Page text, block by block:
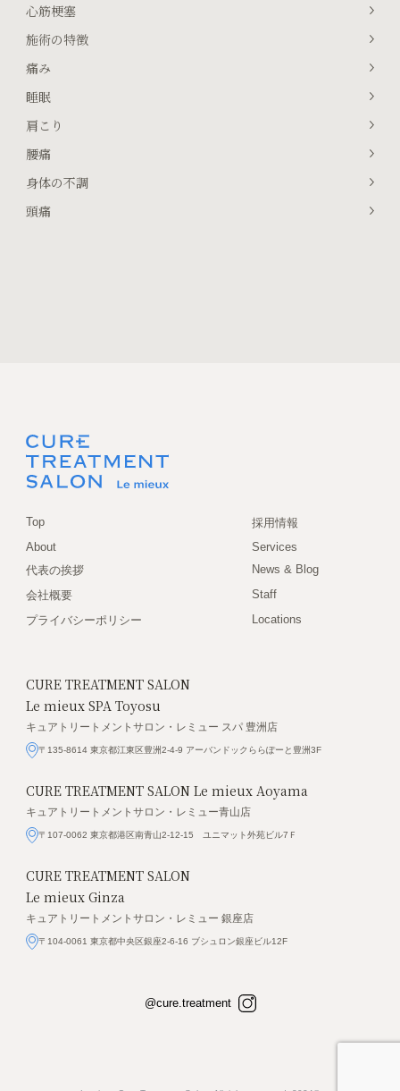
心筋梗塞
施術の特徴
痛み
睡眠
肩こり
腰痛
身体の不調
頭痛
Top
採用情報
About
Services
代表の挨拶
News & Blog
会社概要
Staff
プライバシーポリシー
Locations
@cure.treatment
CURE TREATMENT SALON
Le mieux SPA Toyosu
キュアトリートメントサロン・レミュー スパ 豊洲店
〒135-8614 東京都江東区豊洲2-4-9 アーバンドックららぽーと豊洲3F
CURE TREATMENT SALONLe mieux Aoyama
キュアトリートメントサロン・レミュー青山店
〒107-0062 東京都港区南青山2-12-15 ユニマット外苑ビル7Ｆ
CURE TREATMENT SALON
Le mieux Ginza
キュアトリートメントサロン・レミュー 銀座店
〒104-0061 東京都中央区銀座2-6-16 ブシュロン銀座ビル12F